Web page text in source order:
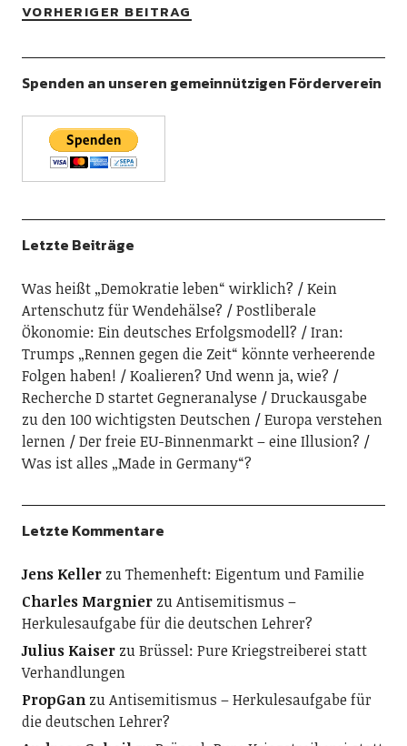
VORHERIGER BEITRAG
Spenden an unseren gemeinnützigen Förderverein
Letzte Beiträge
Was heißt „Demokratie leben“ wirklich?
Kein
Artenschutz für Wendehälse?
Postliberale
Ökonomie: Ein deutsches Erfolgsmodell?
Iran:
Trumps „Rennen gegen die Zeit“ könnte verheerende
Folgen haben!
Koalieren? Und wenn ja, wie?
Recherche D startet Gegneranalyse
Druckausgabe
zu den 100 wichtigsten Deutschen
Europa verstehen
lernen
Der freie EU-Binnenmarkt – eine Illusion?
Was ist alles „Made in Germany“?
Letzte Kommentare
Jens KellerzuThemenheft: Eigentum und Familie
Charles MargnierzuAntisemitismus –
Herkulesaufgabe für die deutschen Lehrer?
Julius KaiserzuBrüssel: Pure Kriegstreiberei statt
Verhandlungen
PropGanzuAntisemitismus – Herkulesaufgabe für
die deutschen Lehrer?